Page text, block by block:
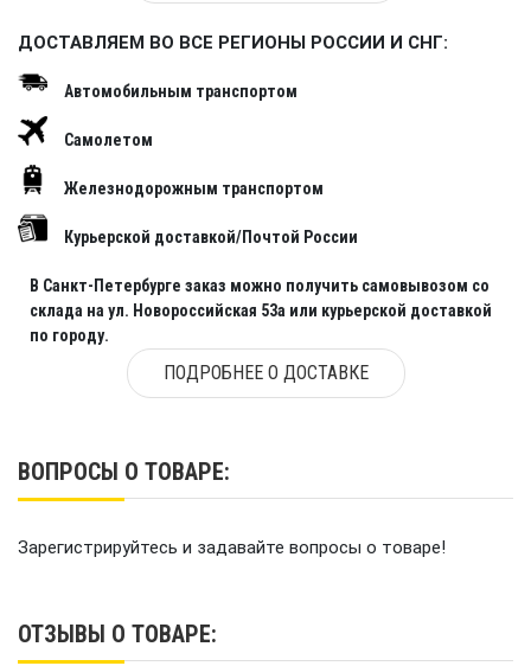
ДОСТАВЛЯЕМ ВО ВСЕ РЕГИОНЫ РОССИИ И СНГ:
Автомобильным транспортом
Самолетом
Железнодорожным транспортом
Курьерской доставкой/Почтой России
В Санкт-Петербурге заказ можно получить самовывозом со
склада на ул. Новороссийская 53а или курьерской доставкой
по городу.
ПОДРОБНЕЕ О ДОСТАВКЕ
ВОПРОСЫ О ТОВАРЕ:
Зарегистрируйтесь и задавайте вопросы о товаре!
ОТЗЫВЫ О ТОВАРЕ: